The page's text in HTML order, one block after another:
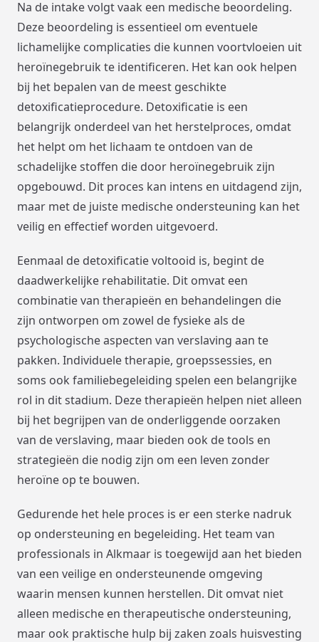
Na de intake volgt vaak een medische beoordeling.
Deze beoordeling is essentieel om eventuele
lichamelijke complicaties die kunnen voortvloeien uit
heroïnegebruik te identificeren. Het kan ook helpen
bij het bepalen van de meest geschikte
detoxificatieprocedure. Detoxificatie is een
belangrijk onderdeel van het herstelproces, omdat
het helpt om het lichaam te ontdoen van de
schadelijke stoffen die door heroïnegebruik zijn
opgebouwd. Dit proces kan intens en uitdagend zijn,
maar met de juiste medische ondersteuning kan het
veilig en effectief worden uitgevoerd.
Eenmaal de detoxificatie voltooid is, begint de
daadwerkelijke rehabilitatie. Dit omvat een
combinatie van therapieën en behandelingen die
zijn ontworpen om zowel de fysieke als de
psychologische aspecten van verslaving aan te
pakken. Individuele therapie, groepssessies, en
soms ook familiebegeleiding spelen een belangrijke
rol in dit stadium. Deze therapieën helpen niet alleen
bij het begrijpen van de onderliggende oorzaken
van de verslaving, maar bieden ook de tools en
strategieën die nodig zijn om een leven zonder
heroïne op te bouwen.
Gedurende het hele proces is er een sterke nadruk
op ondersteuning en begeleiding. Het team van
professionals in Alkmaar is toegewijd aan het bieden
van een veilige en ondersteunende omgeving
waarin mensen kunnen herstellen. Dit omvat niet
alleen medische en therapeutische ondersteuning,
maar ook praktische hulp bij zaken zoals huisvesting